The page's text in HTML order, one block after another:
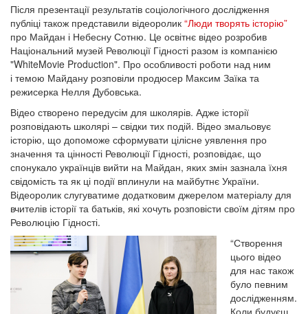
Після презентації результатів соціологічного дослідження
публіці також представили відеоролик “Люди творять історію”
про Майдан і Небесну Сотню. Це освітнє відео розробив
Національний музей Революції Гідності разом із компанією
"WhiteMovie Production". Про особливості роботи над ним
і темою Майдану розповіли продюсер Максим Заїка та
режисерка Нелля Дубовська.
Відео створено передусім для школярів. Адже історії
розповідають школярі – свідки тих подій. Відео змальовує
історію, що допоможе сформувати цілісне уявлення про
значення та цінності Революції Гідності, розповідає, що
спонукало українців вийти на Майдан, яких змін зазнала їхня
свідомість та як ці події вплинули на майбутнє України.
Відеоролик слугуватиме додатковим джерелом матеріалу для
вчителів історії та батьків, які хочуть розповісти своїм дітям про
Революцію Гідності.
“Створення
цього відео
для нас також
було певним
дослідженням.